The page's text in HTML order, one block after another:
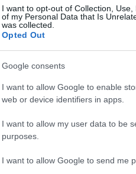
I want to opt-out of Collection,
of my Personal Data that Is
was collected.
Opted Out
Google consents
I want to allow Google to enable
web or device identifiers in apps.
I want to allow my user data to be
purposes.
I want to allow Google to send me
de Cuisson 2 h 30 à 3 Heures